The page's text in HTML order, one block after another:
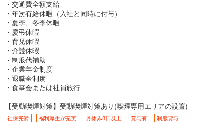
・交通費全額支給
・年次有給休暇（入社と同時に付与）
・夏季、冬季休暇
・慶弔休暇
・育児休暇
・介護休暇
・制服代補助
・企業年金制度
・退職金制度
・食事会または社員旅行
【受動喫煙対策】受動喫煙対策あり(喫煙専用エリアの設置)
社保完備 福利厚生が充実 月休み8日以上 賞与有 制服貸与